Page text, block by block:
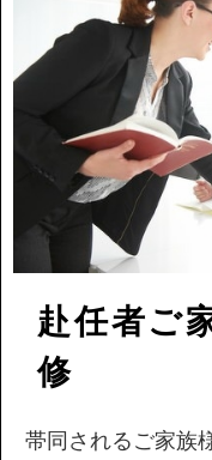
赴任者ご
修
帯同されるご家族